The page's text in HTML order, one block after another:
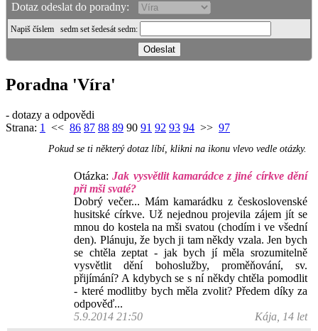
Dotaz odeslat do poradny:
Napiš číslem sedm set šedesát sedm:
Poradna 'Víra'
- dotazy a odpovědi
Strana: 1 << 86 87 88 89 90 91 92 93 94 >> 97
Pokud se ti některý dotaz líbí, klikni na ikonu vlevo vedle otázky.
Otázka:Jak vysvětlit kamarádce z jiné církve dění
při mši svaté?
Dobrý večer... Mám kamarádku z československé
husitské církve. Už nejednou projevila zájem jít se
mnou do kostela na mši svatou (chodím i ve všední
den). Plánuju, že bych ji tam někdy vzala. Jen bych
se chtěla zeptat - jak bych jí měla srozumitelně
vysvětlit dění bohoslužby, proměňování, sv.
přijímání? A kdybych se s ní někdy chtěla pomodlit
- které modlitby bych měla zvolit? Předem díky za
odpověď...
5.9.2014 21:50
Kája, 14 let